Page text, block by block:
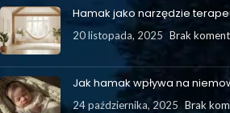
Hamak jako narzędzie
20 listopada, 2025 Brak
Jak hamak wpływa na
24 października, 2025 Brak